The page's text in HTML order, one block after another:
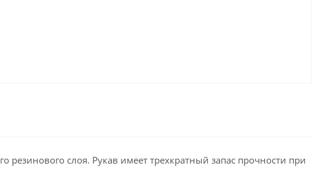
резинового слоя. Рукав имеет трехкратный запас прочности при